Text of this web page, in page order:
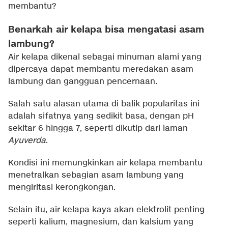
membantu?
Benarkah air kelapa bisa mengatasi asam
lambung?
Air kelapa dikenal sebagai minuman alami yang
dipercaya dapat membantu meredakan asam
lambung dan gangguan pencernaan.
Salah satu alasan utama di balik popularitas ini
adalah sifatnya yang sedikit basa, dengan pH
sekitar 6 hingga 7, seperti dikutip dari laman
Ayuverda.
Kondisi ini memungkinkan air kelapa membantu
menetralkan sebagian asam lambung yang
mengiritasi kerongkongan.
Selain itu, air kelapa kaya akan elektrolit penting
seperti kalium, magnesium, dan kalsium yang